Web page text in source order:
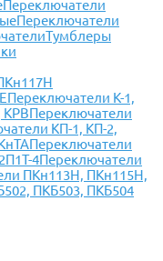
Переключатели
Переключатели
Тумблеры
Переключатели К-1,
КРВПереключатели
КП-1, КП-2,
Переключатели
4Переключатели
ПКн113Н, ПКн115Н,
ПКБ503, ПКБ504